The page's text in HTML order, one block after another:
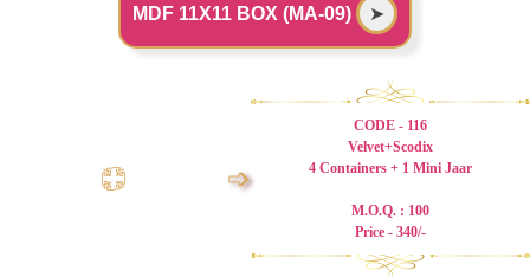
MDF 11X11 BOX (MA-09) ➤
➩
CODE - 116
Velvet+Scodix
4 Containers + 1 Mini Jaar
M.O.Q. : 100
Price - 340/-